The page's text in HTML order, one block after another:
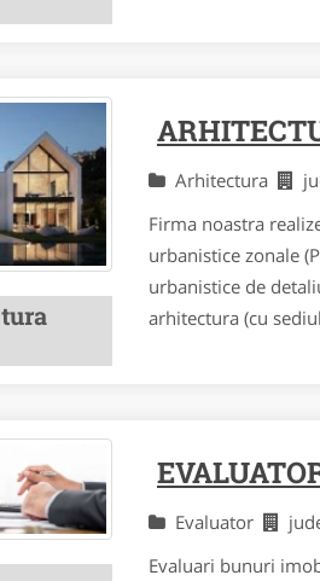
Arhitectura
Firma noastra
urbanistice zonale
urbanistice de
arhitectura (cu
Evaluator
Evaluari bunuri